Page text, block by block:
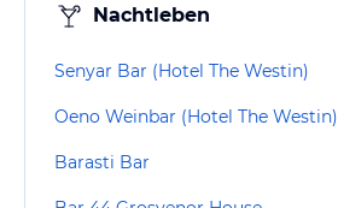
Nachtleben
Senyar Bar (Hotel The Westin)
Oeno Weinbar (Hotel The Westin)
Barasti Bar